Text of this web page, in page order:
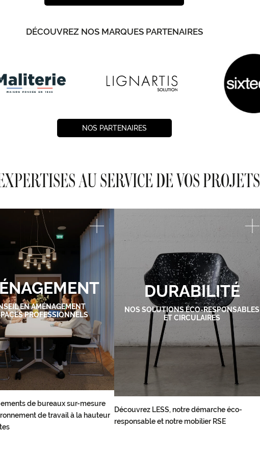
DÉCOUVREZ NOS MARQUES PARTENAIRES
NOS PARTENAIRES
AU SERVICE DE VOS PROJETS
EN AMÉNAGEMENT
PROFESSIONNELS
de bureaux sur-mesure
de travail à la hauteur
DURABILITÉ
NOS SOLUTIONS ÉCO-RESPONSABLES
ET CIRCULAIRES
Découvrez LESS, notre démarche éco-
responsable et notre mobilier RSE